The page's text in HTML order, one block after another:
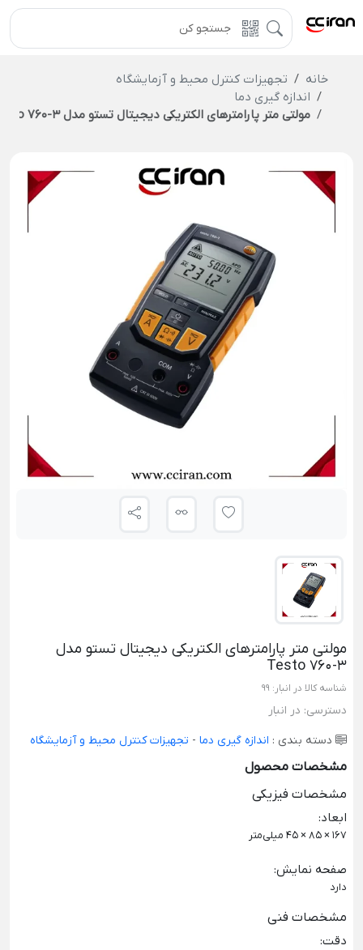
خانه
تجهیزات کنترل محیط و آزمایشگاه
اندازه گیری دما
مولتی متر پارامترهای الکتریکی دیجیتال تستو مدل Testo 760-3
مولتی متر پارامترهای الکتریکی دیجیتال تستو مدل
Testo 760-3
شناسه کالا در انبار: 99
دسترسی: در انبار
دسته بندی : اندازه گیری دما - تجهیزات کنترل محیط و آزمایشگاه
مشخصات محصول
مشخصات فیزیکی
ابعاد:
167 × 85 × 45 میلی‌متر
صفحه نمایش:
دارد
مشخصات فنی
دقت: